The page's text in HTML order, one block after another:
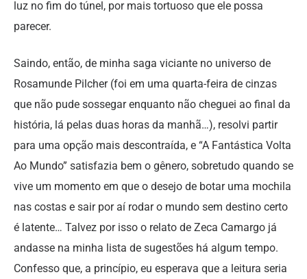
luz no fim do túnel, por mais tortuoso que ele possa
parecer.
Saindo, então, de minha saga viciante no universo de
Rosamunde Pilcher (foi em uma quarta-feira de cinzas
que não pude sossegar enquanto não cheguei ao final da
história, lá pelas duas horas da manhã…), resolvi partir
para uma opção mais descontraída, e “A Fantástica Volta
Ao Mundo” satisfazia bem o gênero, sobretudo quando se
vive um momento em que o desejo de botar uma mochila
nas costas e sair por aí rodar o mundo sem destino certo
é latente… Talvez por isso o relato de Zeca Camargo já
andasse na minha lista de sugestões há algum tempo.
Confesso que, a princípio, eu esperava que a leitura seria